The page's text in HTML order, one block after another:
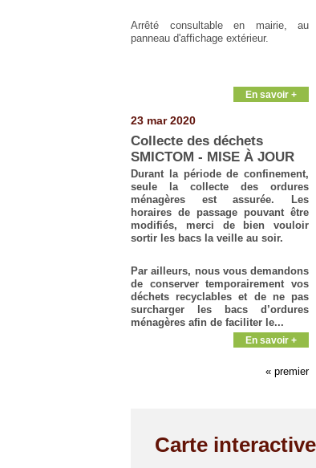
Arrêté consultable en mairie, au
panneau d'affichage extérieur.
En savoir +
23 mar 2020
Collecte des déchets
SMICTOM - MISE À JOUR
Durant la période de confinement,
seule la collecte des ordures
ménagères est assurée. Les
horaires de passage pouvant être
modifiés, merci de bien vouloir
sortir les bacs la veille au soir.
Par ailleurs, nous vous demandons
de conserver temporairement vos
déchets recyclables et de ne pas
surcharger les bacs d’ordures
ménagères afin de faciliter le...
En savoir +
« premier
Carte interactive